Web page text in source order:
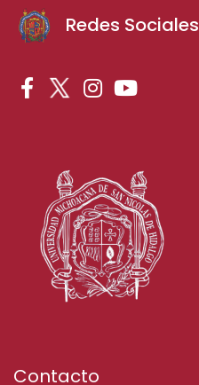
Redes Sociales
Contacto